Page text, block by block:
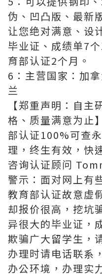
伪、凹凸版、最新
让您绝对满意、设
毕业证、成绩单7
育部认证2个月。
6：主营国家：加
兰
【郑重声明：自
格、质量满意为止
部认证100%可查
理，终生有效，快
咨询认证顾问
警示：面对网上有
教育部认证故意虚
却报价很高，挖坑
异很大的毕业证，
欺骗广大留学生，
办理时请电话联系
办公环境，办理实